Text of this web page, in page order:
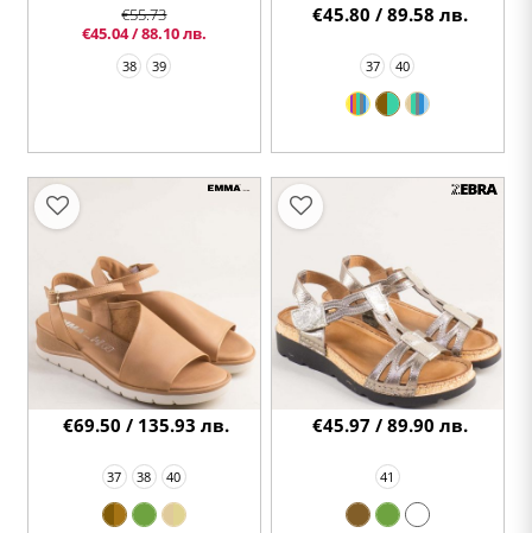
38 39
€55.73
€45.04 / 88.10 лв.
37 40
€45.80 / 89.58 лв.
37 38 40
€69.50 / 135.93 лв.
41
€45.97 / 89.90 лв.